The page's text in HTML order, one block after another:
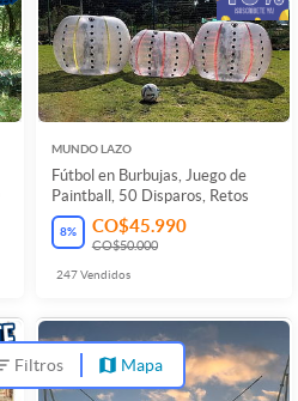
MUNDO LAZO
Fútbol en Burbujas, Juego de
Paintball, 50 Disparos, Retos
8% CO$45.990
CO$50.000
247Vendidos
Filtros Mapa